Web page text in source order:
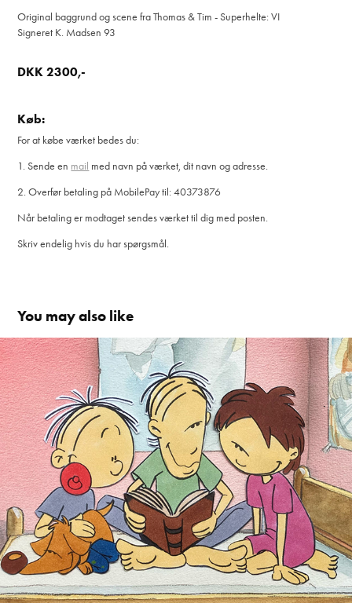
Original baggrund og scene fra Thomas & Tim - Superhelte: VI
Signeret K. Madsen 93
DKK 2300,-
Køb:
For at købe værket bedes du:
1. Sende en mail med navn på værket, dit navn og adresse.
2. Overfør betaling på MobilePay til: 40373876
Når betaling er modtaget sendes værket til dig med posten.
Skriv endelig hvis du har spørgsmål.
You may also like
Thomas & Tim       originalt cel setup 10 DKK
2300,-
1992